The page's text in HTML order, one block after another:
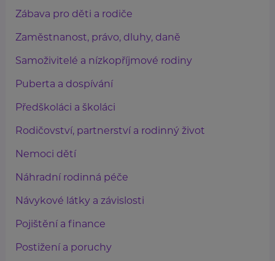
Zábava pro děti a rodiče
Zaměstnanost, právo, dluhy, daně
Samoživitelé a nízkopříjmové rodiny
Puberta a dospívání
Předškoláci a školáci
Rodičovství, partnerství a rodinný život
Nemoci dětí
Náhradní rodinná péče
Návykové látky a závislosti
Pojištění a finance
Postižení a poruchy